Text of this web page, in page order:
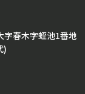
字春木字蛭池1番地
)